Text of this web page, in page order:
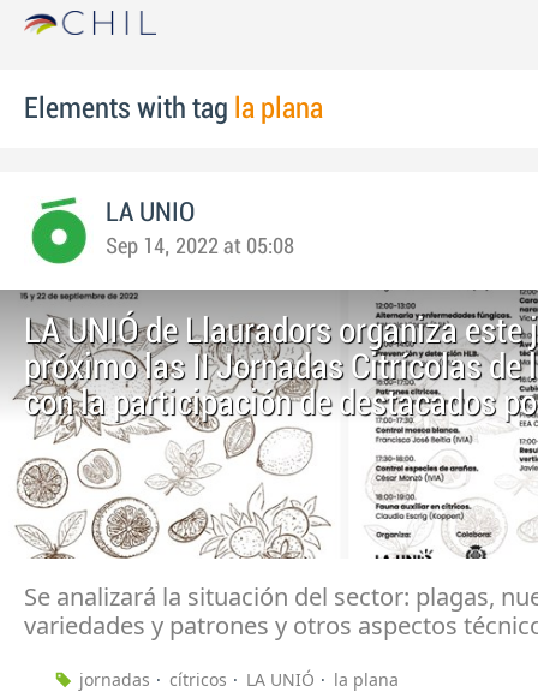
Elements with tag la plana
LA UNIO
Sep 14, 2022 at 05:08
LA UNIÓ de Llauradors organiza este
próximo las II Jornadas Citrícolas de
con la participación de destacados
Se analizará la situación del sector: plagas,
variedades y patrones y otros aspectos
jornadas cítricos LA UNIÓ la plana